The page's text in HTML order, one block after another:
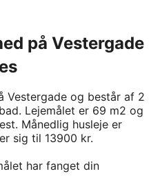
på Vestergade
Vestergade og består af 2
Lejemålet er 69 m2 og
Månedlig husleje er
sig til 13900 kr.
har fanget din